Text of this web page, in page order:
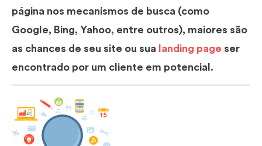
página nos mecanismos de busca (como
Google, Bing, Yahoo, entre outros), maiores são
as chances de seu site ou sua
landing page ser
encontrado por um cliente em potencial.